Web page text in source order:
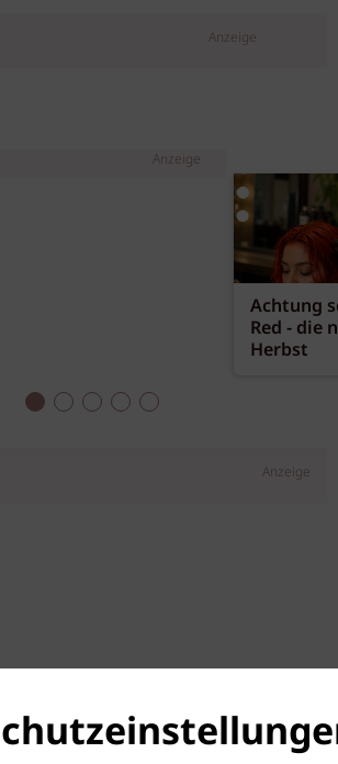
Anzeige
Anzeige
Achtung
Red - die
Herbst
Anzeige